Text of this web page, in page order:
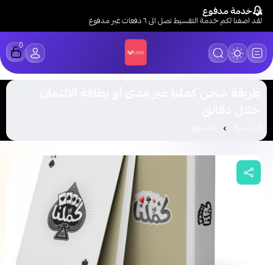
خدمة مدفوع
لقد اضفنا لكم خدمة التقسيط تصل الى ٦ دفعات عبر مدفوع
LUCK STORE
0